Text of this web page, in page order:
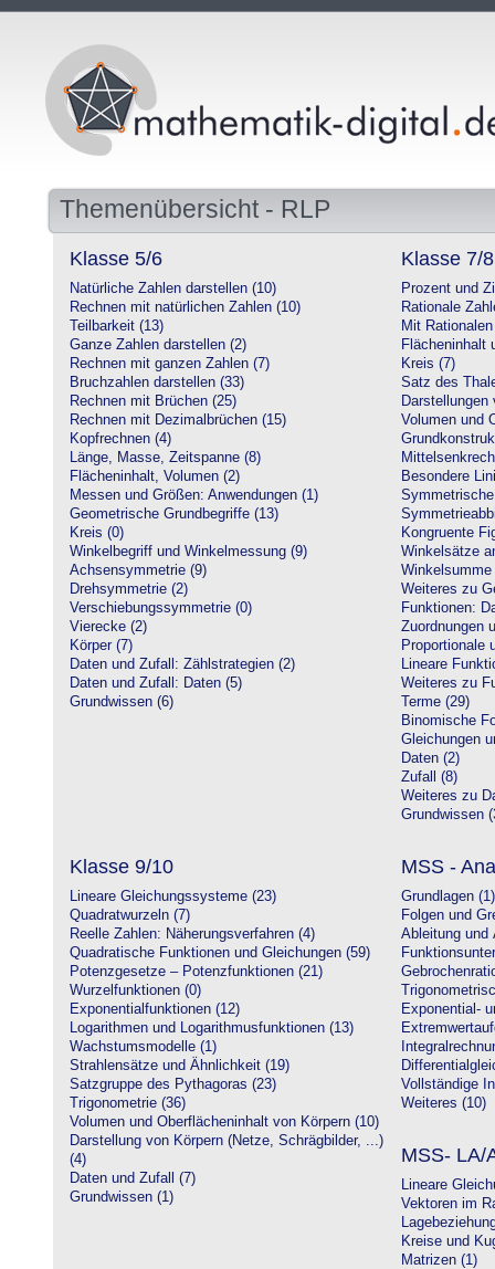
Themenübersicht - RLP
Klasse 5/6
Natürliche Zahlen darstellen (10)
Rechnen mit natürlichen Zahlen (10)
Teilbarkeit (13)
Ganze Zahlen darstellen (2)
Rechnen mit ganzen Zahlen (7)
Bruchzahlen darstellen (33)
Rechnen mit Brüchen (25)
Rechnen mit Dezimalbrüchen (15)
Kopfrechnen (4)
Länge, Masse, Zeitspanne (8)
Flächeninhalt, Volumen (2)
Messen und Größen: Anwendungen (1)
Geometrische Grundbegriffe (13)
Kreis (0)
Winkelbegriff und Winkelmessung (9)
Achsensymmetrie (9)
Drehsymmetrie (2)
Verschiebungssymmetrie (0)
Vierecke (2)
Körper (7)
Daten und Zufall: Zählstrategien (2)
Daten und Zufall: Daten (5)
Grundwissen (6)
Klasse 7/8
Prozent und
Rationale
Mit
Flächeninhalt
Kreis (7)
Satz des
Darstellungen
Volumen und
Besondere
Kongruente
Winkelsätze
Weiteres zu
Funktionen:
Zuordnungen
Proportionale
Lineare
Weiteres zu
Terme (29)
Binomische
Gleichungen
Daten (2)
Zufall (8)
Weiteres zu
Grundwissen
Klasse 9/10
Lineare Gleichungssysteme (23)
Quadratwurzeln (7)
Reelle Zahlen: Näherungsverfahren (4)
Quadratische Funktionen und Gleichungen (59)
Potenzgesetze – Potenzfunktionen (21)
Wurzelfunktionen (0)
Exponentialfunktionen (12)
Logarithmen und Logarithmusfunktionen (13)
Wachstumsmodelle (1)
Strahlensätze und Ähnlichkeit (19)
Satzgruppe des Pythagoras (23)
Trigonometrie (36)
Volumen und Oberflächeninhalt von Körpern (10)
Darstellung von Körpern (Netze, Schrägbilder, ...)
(4)
Daten und Zufall (7)
Grundwissen (1)
MSS -
Grundlagen (1)
Folgen und
Ableitung und
Exponential-
Vollständige
Weiteres (10)
MSS- LA/
Lineare
Vektoren im
Kreise und
Matrizen (1)